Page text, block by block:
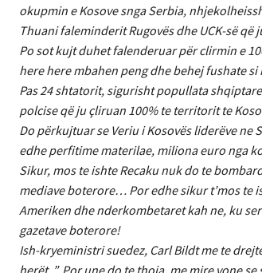
okupmin e Kosove snga Serbia,
Thuani faleminderit Rugovës dhe UCK-së
Po sot kujt duhet falenderuar për clirmin e
here here mbahen peng dhe behej fushate
Pas 24 shtatorit, sigurisht popullata
polcise që ju çliruan 100% te territorit te
Do përkujtuar se Veriu i Kosovës liderëve
edhe perfitime materilae, miliona euro nga
Sikur, mos te ishte Recaku nuk do te
mediave boterore… Por edhe sikur t’mos te
Ameriken dhe nderkombetaret kah ne, ku
gazetave boterore!
Ish-kryeministri suedez, Carl Bildt me te